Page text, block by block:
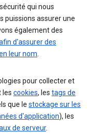
qui nous
puissions assurer une
également des
d'assurer des
leur nom.
pour collecter et
les cookies, les tags de
que le stockage sur les
d'application), les
de serveur.